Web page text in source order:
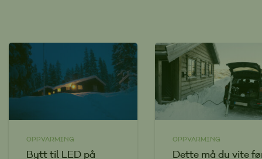
OPPVARMING
Bytt til LED på
OPPVARMING
Dette må du vite